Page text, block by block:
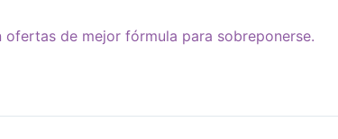
de mejor fórmula para sobreponerse.